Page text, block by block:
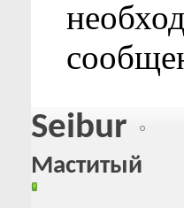
Seibur
Маститый